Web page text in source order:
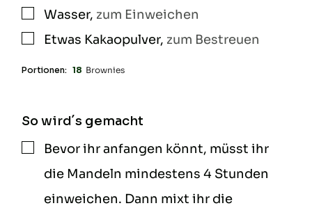
▢
Wasser, zum Einweichen
▢
Etwas Kakaopulver, zum Bestreuen
Portionen: 18 Brownies
So wird´s gemacht
▢
Bevor ihr anfangen könnt, müsst ihr
die Mandeln mindestens 4 Stunden
einweichen. Dann mixt ihr die